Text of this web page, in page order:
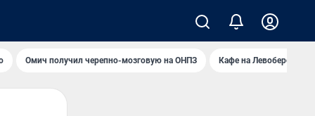
Омич получил черепно-мозговую на ОНПЗ Кафе на Левобережье